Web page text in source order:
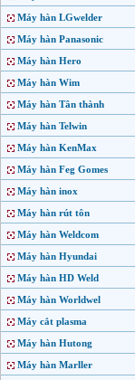
Máy hàn LGwelder
Máy hàn Panasonic
Máy hàn Hero
Máy hàn Wim
Máy hàn Tân thành
Máy hàn Telwin
Máy hàn KenMax
Máy hàn Feg Gomes
Máy hàn inox
Máy hàn rút tôn
Máy hàn Weldcom
Máy hàn Hyundai
Máy hàn HD Weld
Máy hàn Worldwel
Máy cắt plasma
Máy hàn Hutong
Máy hàn Marller